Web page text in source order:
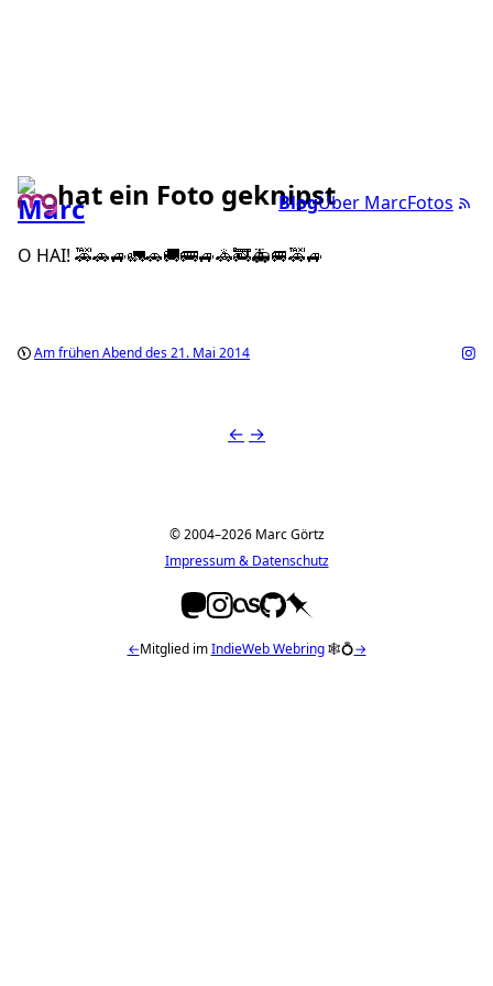
BlogÜber MarcFotos
hat ein Foto geknipst
O HAI! 🚕🚗🚙🚛🚗🚚🚌🚙🚓🚒🚑🚐🚕🚙
Am frühen Abend des 21. Mai 2014
← →
© 2004–2026 Marc Görtz
Impressum & Datenschutz
←Mitglied imIndieWeb Webring🕸💍→